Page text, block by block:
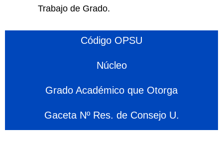
Trabajo de Grado.
Código OPSU
Núcleo
Grado Académico que Otorga
Gaceta Nº Res. de Consejo U.